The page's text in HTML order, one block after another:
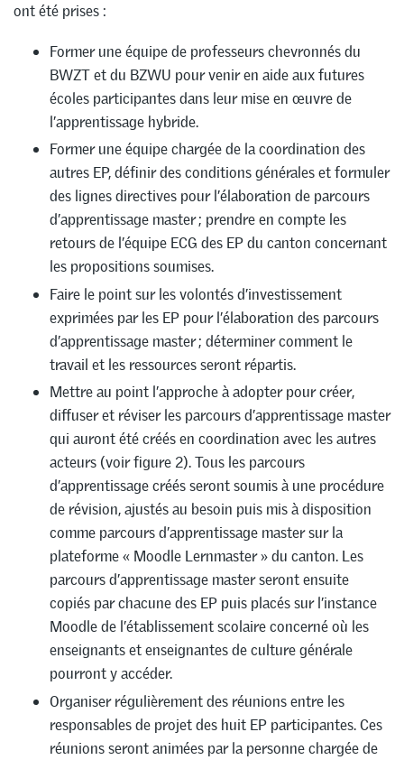
ont été prises :
Former une équipe de professeurs chevronnés du
BWZT et du BZWU pour venir en aide aux futures
écoles participantes dans leur mise en œuvre de
l’apprentissage hybride.
Former une équipe chargée de la coordination des
autres EP, définir des conditions générales et formuler
des lignes directives pour l’élaboration de parcours
d’apprentissage master ; prendre en compte les
retours de l’équipe ECG des EP du canton concernant
les propositions soumises.
Faire le point sur les volontés d’investissement
exprimées par les EP pour l’élaboration des parcours
d’apprentissage master ; déterminer comment le
travail et les ressources seront répartis.
Mettre au point l’approche à adopter pour créer,
diffuser et réviser les parcours d’apprentissage master
qui auront été créés en coordination avec les autres
acteurs (voir figure 2). Tous les parcours
d’apprentissage créés seront soumis à une procédure
de révision, ajustés au besoin puis mis à disposition
comme parcours d’apprentissage master sur la
plateforme « Moodle Lernmaster » du canton. Les
parcours d’apprentissage master seront ensuite
copiés par chacune des EP puis placés sur l’instance
Moodle de l’établissement scolaire concerné où les
enseignants et enseignantes de culture générale
pourront y accéder.
Organiser régulièrement des réunions entre les
responsables de projet des huit EP participantes. Ces
réunions seront animées par la personne chargée de